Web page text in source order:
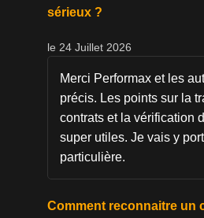
sérieux ?
le 24 Juillet 2026
Merci Performax et les
précis. Les points sur la
contrats et la vérification
super utiles. Je vais y
particulière.
Comment reconnaitre un